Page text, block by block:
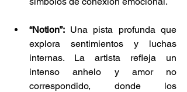
“Notion”: Una pista profunda que
explora sentimientos y luchas
internas. La artista refleja un
intenso anhelo y amor no
correspondido, donde los